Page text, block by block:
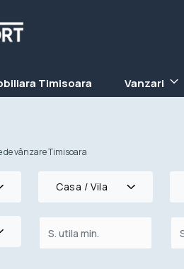
Timisoara Vanzari
de vânzare Timisoara
Casa / Vila